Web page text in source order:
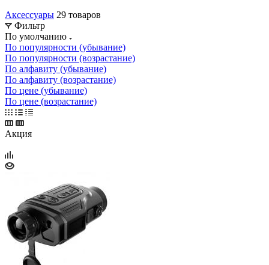
Аксессуары 29 товаров
Фильтр
По умолчанию
По популярности (убывание)
По популярности (возрастание)
По алфавиту (убывание)
По алфавиту (возрастание)
По цене (убывание)
По цене (возрастание)
Акция